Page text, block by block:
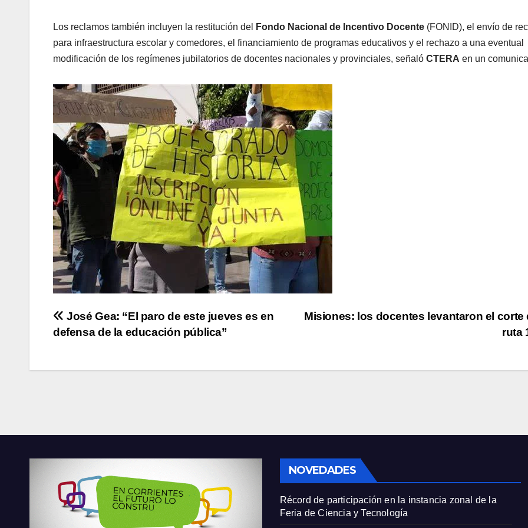
Los reclamos también incluyen la restitución del Fondo Nacional de Incentivo Docente (FONID), el envío de
para infraestructura escolar y comedores, el financiamiento de programas educativos y el rechazo a una eventual
modificación de los regímenes jubilatorios de docentes nacionales y provinciales, señaló CTERA en un
Navegación
entradas
Misiones: los docentes levantaron el corte
ruta
José Gea: “El paro de este jueves es en
defensa de la educación pública”
NOVEDADES
Récord de participación en la instancia zonal de la
Feria de Ciencia y Tecnología